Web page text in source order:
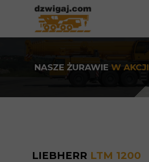
LIEBHERR LTM 1200
NASZE ŻURAWIE W AKCJI